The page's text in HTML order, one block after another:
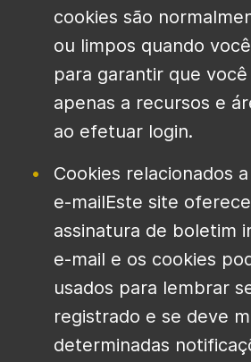
cookies são
ou limpos quando
para garantir que
apenas a recursos e
ao efetuar login.
Cookies relacionados
e-mailEste site
assinatura de boletim
e-mail e os cookies
usados ​​para lembrar
registrado e se deve
determinadas